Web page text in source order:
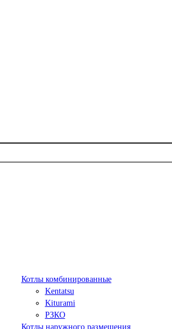
Котлы комбинированные
Kentatsu
Kiturami
РЗКО
Котлы наружного размещения